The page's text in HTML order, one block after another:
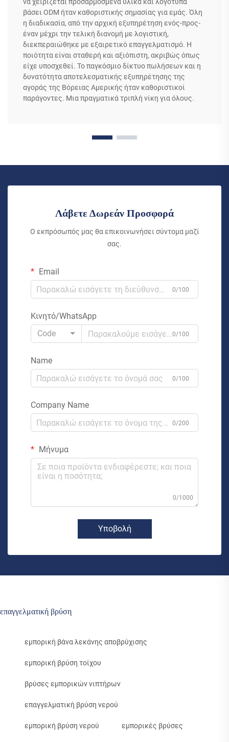
να χειρίζεται προσαρμοσμένα υλικά και λογότυπα
βάσει ODM ήταν καθοριστικής σημασίας για εμάς. Όλη
η διαδικασία, από την αρχική εξυπηρέτηση ενός-προς-
έναν μέχρι την τελική διανομή με λογιστική,
διεκπεραιώθηκε με εξαιρετικό επαγγελματισμό. Η
ποιότητα είναι σταθερή και αξιόπιστη, ακριβώς όπως
είχε υποσχεθεί. Το παγκόσμιο δίκτυο πωλήσεων και η
δυνατότητα αποτελεσματικής εξυπηρέτησης της
αγοράς της Βόρειας Αμερικής ήταν καθοριστικοί
παράγοντες. Μια πραγματικά τριπλή νίκη για όλους.
Λάβετε Δωρεάν Προσφορά
Ο εκπρόσωπός μας θα επικοινωνήσει σύντομα μαζί
σας.
Email
0/100
Κινητό/WhatsApp
Code
0/100
Name
0/100
Company Name
0/200
Μήνυμα
0/1000
Υποβολή
επαγγελματική βρύση
εμπορική βάνα λεκάνης αποβρύχισης
εμπορική βρύση τοίχου
βρύσες εμπορικών νιπτήρων
επαγγελματική βρύση νερού
εμπορική βρύση νερού εμπορικές βρύσες